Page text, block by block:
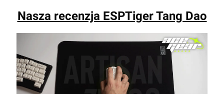
Nasza recenzja ESPTiger Tang Dao